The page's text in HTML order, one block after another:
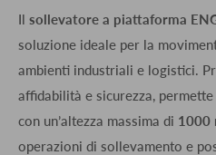
Il sollevatore a piattaforma
soluzione ideale per la
ambienti industriali e logistici.
affidabilità e sicurezza,
con un’altezza massima di 1000
operazioni di sollevamento e